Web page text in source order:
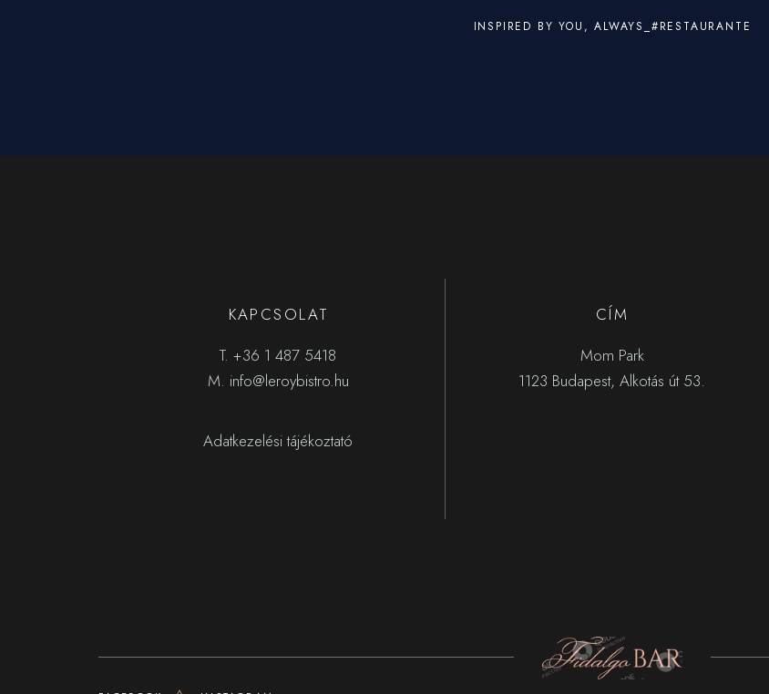
INSPIRED BY YOU, ALWAYS_#RESTAURANTE
KAPCSOLAT
T.+36 1 487 5418
M. info@leroybistro.hu
Adatkezelési tájékoztató
CÍM
Mom Park
1123 Budapest, Alkotás út 53.